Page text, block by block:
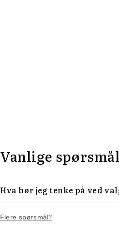
Vanlige spørsmål
Hva bør jeg tenke på ved
Flere spørsmål?